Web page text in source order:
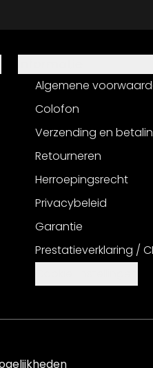
Algemene
Colofon
Verzending en
Retourneren
Herroepingsrecht
Privacybeleid
Garantie
Prestatieverklaring /